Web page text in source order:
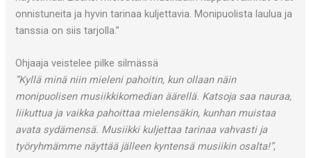
onnistuneita ja hyvin tarinaa kuljettavia. Monipuolista laulua ja
tanssia on siis tarjolla.”
Ohjaaja veistelee pilke silmässä
”Kyllä minä niin mieleni pahoitin, kun ollaan näin
monipuolisen musiikkikomedian äärellä. Katsoja saa nauraa,
liikuttua ja vaikka pahoittaa mielensäkin, kunhan muistaa
avata sydämensä. Musiikki kuljettaa tarinaa vahvasti ja
työryhmämme näyttää jälleen kyntensä musiikin osalta!”,